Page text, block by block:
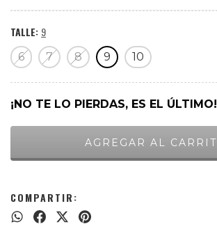
TALLE: 9
6 7 8 9 10
¡NO TE LO PIERDAS, ES EL ÚLTIMO!
COMPARTIR: